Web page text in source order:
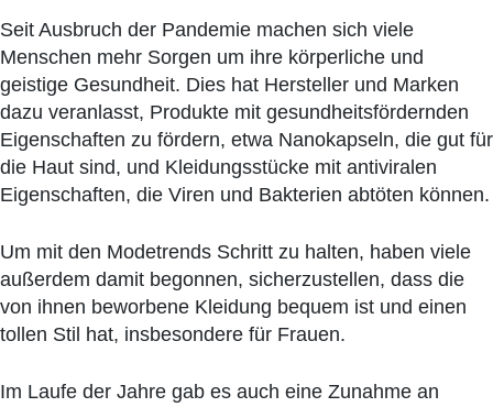
Seit Ausbruch der Pandemie machen sich viele
Menschen mehr Sorgen um ihre körperliche und
geistige Gesundheit. Dies hat Hersteller und Marken
dazu veranlasst, Produkte mit gesundheitsfördernden
Eigenschaften zu fördern, etwa Nanokapseln, die gut für
die Haut sind, und Kleidungsstücke mit antiviralen
Eigenschaften, die Viren und Bakterien abtöten können.
Um mit den Modetrends Schritt zu halten, haben viele
außerdem damit begonnen, sicherzustellen, dass die
von ihnen beworbene Kleidung bequem ist und einen
tollen Stil hat, insbesondere für Frauen.
Im Laufe der Jahre gab es auch eine Zunahme an